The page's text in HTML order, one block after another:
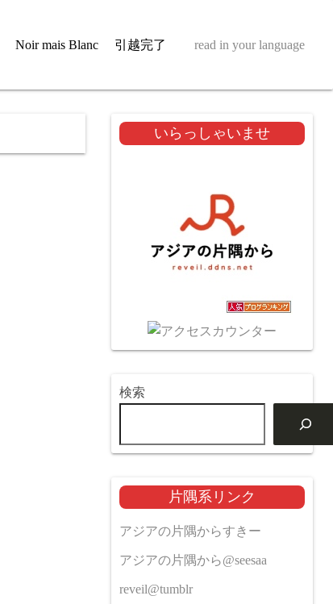
Noir mais Blanc 引越完了 read in your language
いらっしゃいませ
検索
片隅系リンク
アジアの片隅からすきー
アジアの片隅から@seesaa
reveil@tumblr